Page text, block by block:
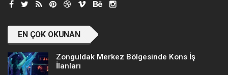
EN ÇOK OKUNAN
Zonguldak Merkez Bölgesinde Kons İş
İlanları